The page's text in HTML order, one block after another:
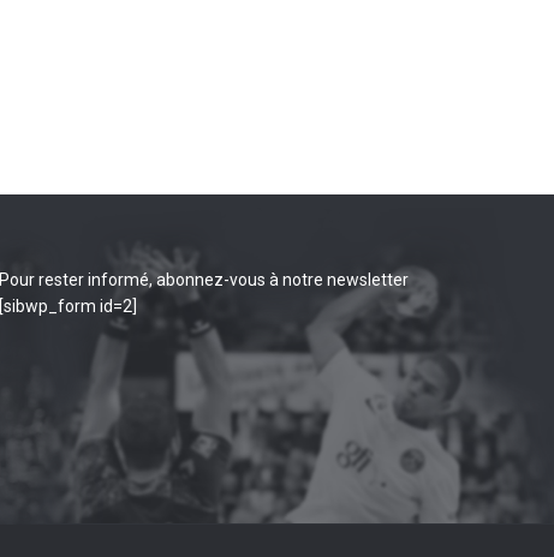
Pour rester informé, abonnez-vous à notre newsletter
[sibwp_form id=2]